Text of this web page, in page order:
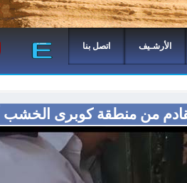
الأرشـيف اتصل بنا
من منطقة كوبرى الخشب